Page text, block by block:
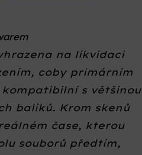
na likvidaci
coby primárním
s většinou
balíků. Krom skenů
čase, kterou
souborů předtím,